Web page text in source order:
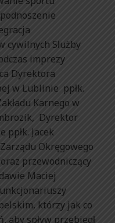
Służby
imprezy
Dyrektora
w Lublinie ppłk.
Karnego w
Dyrektor
ppłk. Jacek
Okręgowego
przewodniczący
Maciej
którzy jak co
aby spływ przebiegł